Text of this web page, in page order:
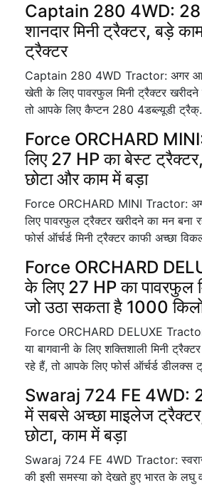
Captain 280 4WD:
शानदार मिनी ट्रैक्टर, बड़े
ट्रैक्टर
Captain 280 4WD Tractor: अगर
खेती के लिए पावरफुल मिनी ट्रैक्टर खरीदने
तो आपके लिए कैप्टन 280 4डब्ल्यूडी
Force ORCHARD MINI:
लिए 27 HP का बेस्ट
छोटा और काम में बड़ा
Force ORCHARD MINI Tractor:
लिए पावरफुल ट्रैक्टर खरीदने का मन बना
फोर्स ऑर्चर्ड मिनी ट्रैक्टर काफी अच्छा
Force ORCHARD
के लिए 27 HP का पावरफुल
जो उठा सकता है 1000
Force ORCHARD DELUXE
या बागवानी के लिए शक्तिशाली मिनी
रहे हैं, तो आपके लिए फोर्स ऑर्चर्ड डीलक्स
Swaraj 724 FE 4WD:
में सबसे अच्छा माइलेज
छोटा, काम में बड़ा
Swaraj 724 FE 4WD Tractor:
की इसी समस्या को देखते हुए भारत के लघु